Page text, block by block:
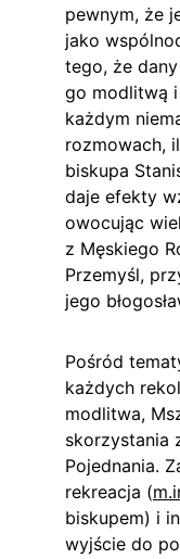
pewnym, że
jako
tego, że
go modlitwą i
każdym
rozmowach,
biskupa
daje efekty
owocując
z Męskiego
Przemyśl,
jego
Pośród
każdych
modlitwa,
skorzystania
Pojednania.
rekreacja (
biskupem) i
wyjście do